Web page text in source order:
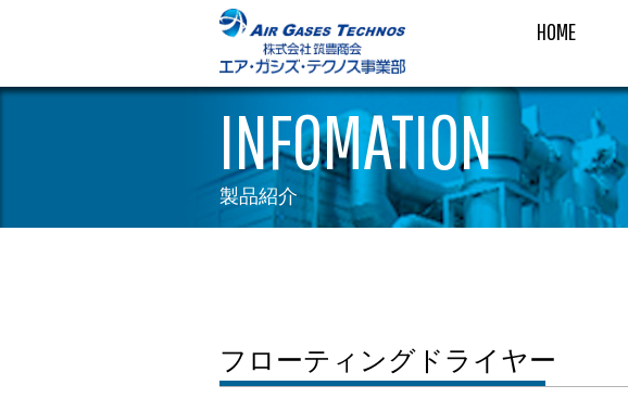
HOME
INFOMATION
製品紹介
フローティングドライヤー